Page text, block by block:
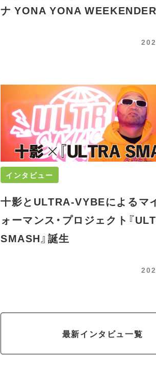
ナ YONA YONA
インタビュー
十影とULTRA-VYBEによるマ
ォーマンス・プロジェクト『
SMASH』誕生
最新インタビュ一覧